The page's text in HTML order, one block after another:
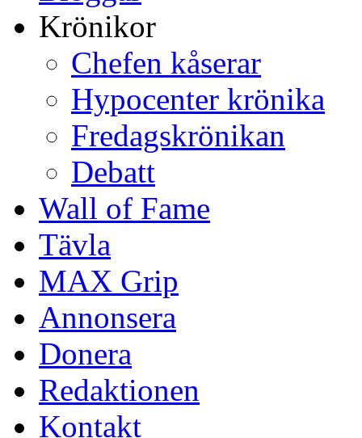
Krönikor
Chefen kåserar
Hypocenter krönika
Fredagskrönikan
Debatt
Wall of Fame
Tävla
MAX Grip
Annonsera
Donera
Redaktionen
Kontakt